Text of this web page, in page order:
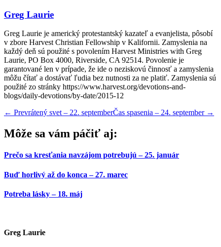
Greg Laurie
Greg Laurie je americký protestantský kazateľ a evanjelista, pôsobí
v zbore Harvest Christian Fellowship v Kalifornii. Zamyslenia na
každý deň sú použité s povolením Harvest Ministries with Greg
Laurie, PO Box 4000, Riverside, CA 92514. Povolenie je
garantované len v prípade, že ide o neziskovú činnosť a zamyslenia
môžu čítať a dostávať ľudia bez nutnosti za ne platiť. Zamyslenia sú
použité zo stránky https://www.harvest.org/devotions-and-
blogs/daily-devotions/by-date/2015-12
← Prevrátený svet – 22. septemberČas spasenia – 24. september →
Môže sa vám páčiť aj:
Prečo sa kresťania navzájom potrebujú – 25. január
Buď horlivý až do konca – 27. marec
Potreba lásky – 18. máj
Greg Laurie